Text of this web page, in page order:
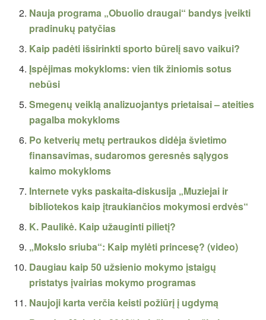
Nauja programa „Obuolio draugai“ bandys įveikti
pradinukų patyčias
Kaip padėti išsirinkti sporto būrelį savo vaikui?
Įspėjimas mokykloms: vien tik žiniomis sotus
nebūsi
Smegenų veiklą analizuojantys prietaisai – ateities
pagalba mokykloms
Po ketverių metų pertraukos didėja švietimo
finansavimas, sudaromos geresnės sąlygos
kaimo mokykloms
Internete vyks paskaita-diskusija „Muziejai ir
bibliotekos kaip įtraukiančios mokymosi erdvės“
K. Paulikė. Kaip užauginti pilietį?
„Mokslo sriuba“: Kaip mylėti princesę? (video)
Daugiau kaip 50 užsienio mokymo įstaigų
pristatys įvairias mokymo programas
Naujoji karta verčia keisti požiūrį į ugdymą